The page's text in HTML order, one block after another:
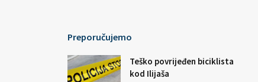
Preporučujemo
Teško povrijeđen biciklista
kod Ilijaša